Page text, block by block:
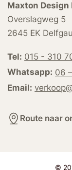
Maxton Design
Overslagweg 5
2645 EK
Tel: 015 - 310
Whatsapp: 06
Email:
Route naar
©